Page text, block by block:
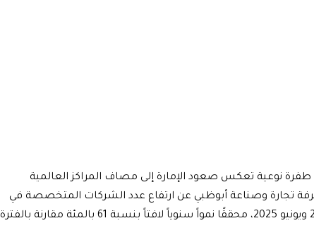
نوعية تعكس صعود الإمارة إلى مصاف المراكز العالمية
غرفة تجارة وصناعة أبوظبي عن ارتفاع عدد الشركات المتخصصة في
هذا القطاع إلى 673 شركة ما بين يونيو 2024 ويونيو 2025، محققًا نمواً سنوياً لافتاً بنسبة 61 بالمئة مقارنة بالفترة